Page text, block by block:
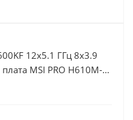
12x5.1 ГГц 8x3.9
MSI PRO H610M-E,
DDR4 8Gb,